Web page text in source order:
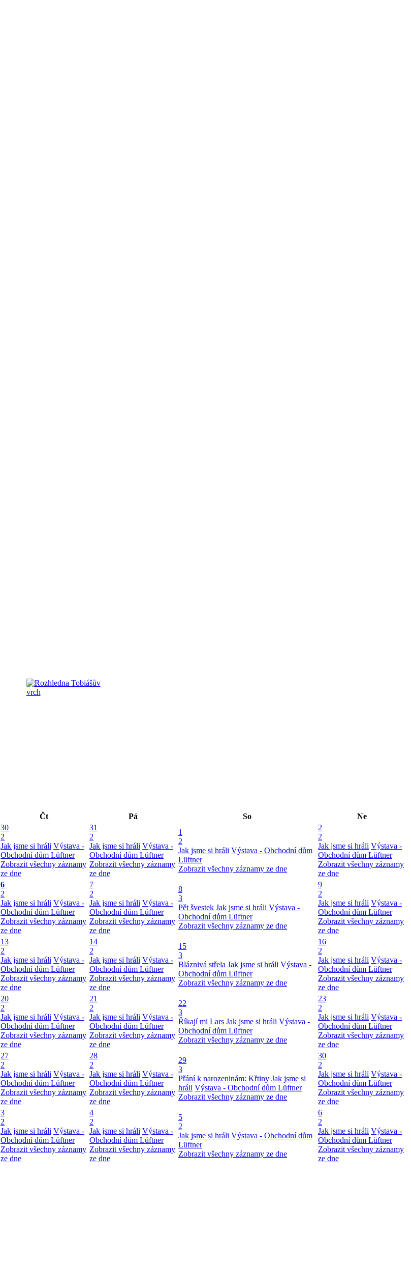
Čt Pá So
Ne
30
2
Jak jsme si hráli Výstava -
Obchodní dům Lüftner
Zobrazit všechny záznamy
ze dne
31
2
Jak jsme si hráli Výstava -
Obchodní dům Lüftner
Zobrazit všechny záznamy
ze dne
1
2
Jak jsme si hráli Výstava - Obchodní dům
Lüftner
Zobrazit všechny záznamy ze dne
2
2
Jak jsme si hráli Výstava -
Obchodní dům Lüftner
Zobrazit všechny záznamy
ze dne
6
2
Jak jsme si hráli Výstava -
Obchodní dům Lüftner
Zobrazit všechny záznamy
ze dne
7
2
Jak jsme si hráli Výstava -
Obchodní dům Lüftner
Zobrazit všechny záznamy
ze dne
8
3
Pět švestek Jak jsme si hráli Výstava -
Obchodní dům Lüftner
Zobrazit všechny záznamy ze dne
9
2
Jak jsme si hráli Výstava -
Obchodní dům Lüftner
Zobrazit všechny záznamy
ze dne
13
2
Jak jsme si hráli Výstava -
Obchodní dům Lüftner
Zobrazit všechny záznamy
ze dne
14
2
Jak jsme si hráli Výstava -
Obchodní dům Lüftner
Zobrazit všechny záznamy
ze dne
15
3
Bláznivá střela Jak jsme si hráli Výstava -
Obchodní dům Lüftner
Zobrazit všechny záznamy ze dne
16
2
Jak jsme si hráli Výstava -
Obchodní dům Lüftner
Zobrazit všechny záznamy
ze dne
20
2
Jak jsme si hráli Výstava -
Obchodní dům Lüftner
Zobrazit všechny záznamy
ze dne
21
2
Jak jsme si hráli Výstava -
Obchodní dům Lüftner
Zobrazit všechny záznamy
ze dne
22
3
Říkají mi Lars Jak jsme si hráli Výstava -
Obchodní dům Lüftner
Zobrazit všechny záznamy ze dne
23
2
Jak jsme si hráli Výstava -
Obchodní dům Lüftner
Zobrazit všechny záznamy
ze dne
27
2
Jak jsme si hráli Výstava -
Obchodní dům Lüftner
Zobrazit všechny záznamy
ze dne
28
2
Jak jsme si hráli Výstava -
Obchodní dům Lüftner
Zobrazit všechny záznamy
ze dne
29
3
Přání k narozeninám: Křtiny Jak jsme si
hráli Výstava - Obchodní dům Lüftner
Zobrazit všechny záznamy ze dne
30
2
Jak jsme si hráli Výstava -
Obchodní dům Lüftner
Zobrazit všechny záznamy
ze dne
3
2
Jak jsme si hráli Výstava -
Obchodní dům Lüftner
Zobrazit všechny záznamy
ze dne
4
2
Jak jsme si hráli Výstava -
Obchodní dům Lüftner
Zobrazit všechny záznamy
ze dne
5
2
Jak jsme si hráli Výstava - Obchodní dům
Lüftner
Zobrazit všechny záznamy ze dne
6
2
Jak jsme si hráli Výstava -
Obchodní dům Lüftner
Zobrazit všechny záznamy
ze dne